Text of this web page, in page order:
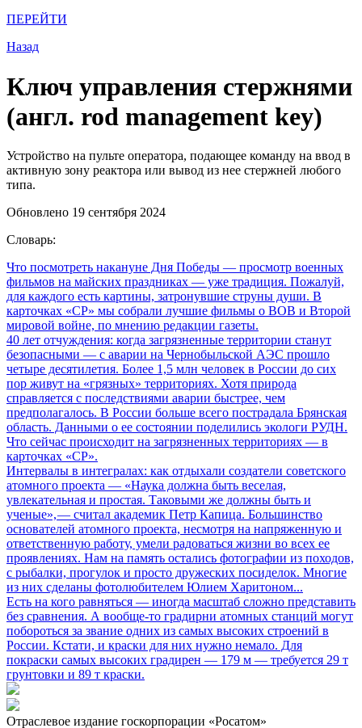
ПЕРЕЙТИ
Назад
Ключ управления стержнями
(англ. rod management key)
Устройство на пульте оператора, подающее команду на ввод в
активную зону реактора или вывод из нее стержней любого
типа.
Обновлено 19 сентября 2024
Словарь:
Что посмотреть накануне Дня Победы — просмотр военных
фильмов на майских праздниках — уже традиция. Пожалуй,
для каждого есть картины, затронувшие струны души. В
карточках «СР» мы собрали лучшие фильмы о ВОВ и Второй
мировой войне, по мнению редакции газеты.
40 лет отчуждения: когда загрязненные территории станут
безопасными — с аварии на Чернобыльской АЭС прошло
четыре десятилетия. Более 1,5 млн человек в России до сих
пор живут на «грязных» территориях. Хотя природа
справляется с последствиями аварии быстрее, чем
предполагалось. В России больше всего пострадала Брянская
область. Данными о ее состоянии поделились экологи РУДН.
Что сейчас происходит на загрязненных территориях — в
карточках «СР».
Интервалы в интегралах: как отдыхали создатели советского
атомного проекта — «Наука должна быть веселая,
увлекательная и простая. Таковыми же должны быть и
ученые», — считал академик Петр Капица. Большинство
основателей атомного проекта, несмотря на напряженную и
ответственную работу, умели радоваться жизни во всех ее
проявлениях. Нам на память остались фотографии из походов,
с рыбалки, прогулок и просто дружеских посиделок. Многие
из них сделаны фотолюбителем Юлием Харитоном...
Есть на кого равняться — иногда масштаб сложно представить
без сравнения. А вообще-то градирни атомных станций могут
побороться за звание одних из самых высоких строений в
России. Кстати, и краски для них нужно немало. Для
покраски самых высоких градирен — 179 м — требуется 29 т
грунтовки и 89 т краски.
Отраслевое издание госкорпорации «Росатом»